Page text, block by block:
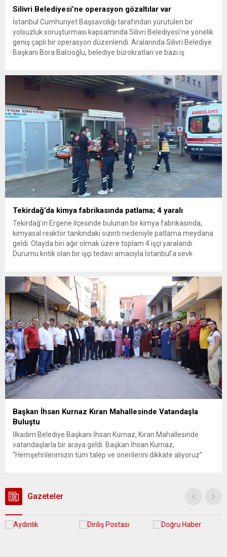
Silivri Belediyesi’ne operasyon gözaltılar var
İstanbul Cumhuriyet Başsavcılığı tarafından yürütülen bir
yolsuzluk soruşturması kapsamında Silivri Belediyesi’ne yönelik
geniş çaplı bir operasyon düzenlendi. Aralarında Silivri Belediye
Başkanı Bora Balcıoğlu, belediye bürokratları ve bazı iş
inceleme ve arama çalışmaları devam ediyor. İstanbul’da...
Tekirdağ’da kimya fabrikasında patlama; 4 yaralı
Tekirdağ’ın Ergene ilçesinde bulunan bir kimya fabrikasında,
kimyasal reaktör tankındaki sızıntı nedeniyle patlama meydana
geldi. Olayda biri ağır olmak üzere toplam 4 işçi yaralandı.
Durumu kritik olan bir işçi tedavi amacıyla İstanbul’a sevk
ilçesine...
Başkan İhsan Kurnaz Kıran Mahallesinde Vatandaşla
Buluştu
İlkadım Belediye Başkanı İhsan Kurnaz, Kıran Mahallesinde
vatandaşlarla bir araya geldi. Başkan İhsan Kurnaz,
“Hemşehrilerimizin tüm talep ve önerilerini dikkate alıyoruz”
Kurnaz, gelen taleplerin çözümü için...
Gazeteler